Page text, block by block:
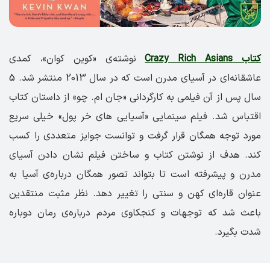
کتاب Crazy Rich Asians
نوشته‌ی «کوین کوان»، کمدی
عاشقانه‌ای در آسیای مدرن است که در سال 2013 منتشر شد. 5
سال پس از آن فیلمی به کارگردانی «جان ام. چو» از داستان کتاب
اقتباس شد. فیلم سینمایی «آسیایی های خر پول» خیلی سریع
مورد توجه همگان قرار گرفت و توانست جوایز متعددی را کسب
کند. هدف از نوشتن کتاب و ساختن فیلم نشان دادن آسیای
مدرن و پیشرفته است تا بتواند تصور همگان درباره‌ی آسیا به
عنوان قاره‌ای کهن و سنتی را تغییر دهد. نظر مثبت منتقدین
باعث شد که توجهات و کنجکاوی مردم درباره‌ی رمان دوباره
شدت بگیرد.